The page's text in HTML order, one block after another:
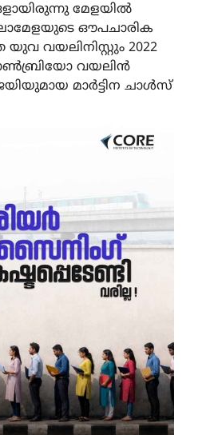
മേളയിൽ
ഔപചാരിക
വയലിനിസ്റ്റും 2022
വയലിൻ
മാർട്ടിന ചാൾസ്